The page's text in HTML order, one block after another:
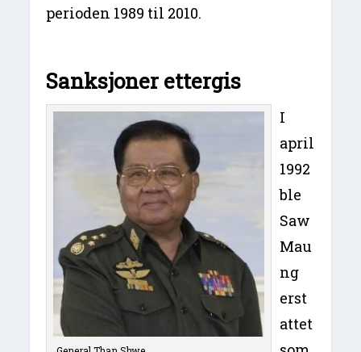
perioden 1989 til 2010.
Sanksjoner ettergis
I
april
1992
ble
Saw
Mau
ng
erst
attet